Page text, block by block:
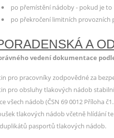
po přemístění nádoby - pokud je
po překročení limitních provozních
A
vedení dokumentace
pro pracovníky zodpovědné za
pro obsluhy tlakových nádob
všech nádob (ČSN 69 0012 Příloha č1.
tlakových nádob včetně hlídání
pasportů tlakových nádob.